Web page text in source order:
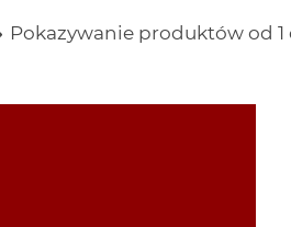
Pokazywanie produktów od 1